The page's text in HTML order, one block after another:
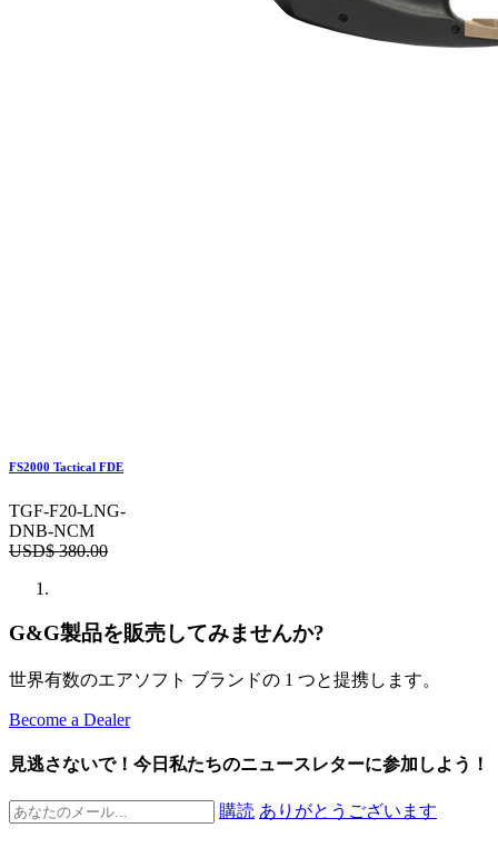
FS2000 Tactical FDE
TGF-F20-LNG-
DNB-NCM
USD$380.00
G&G製品を販売してみませんか?
世界有数のエアソフト ブランドの 1 つと提携します。
Become a Dealer
見逃さないで！今日私たちのニュースレターに参加しよう！
購読 ありがとうございます